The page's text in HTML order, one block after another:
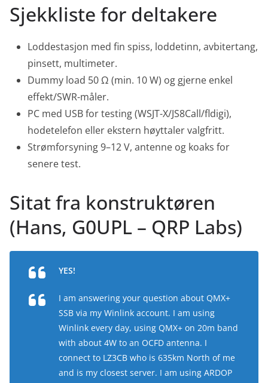
Sjekkliste for deltakere
Loddestasjon med fin spiss, loddetinn, avbitertang,
pinsett, multimeter.
Dummy load 50 Ω (min. 10 W) og gjerne enkel
effekt/SWR-måler.
PC med USB for testing (WSJT-X/JS8Call/fldigi),
hodetelefon eller ekstern høyttaler valgfritt.
Strømforsyning 9–12 V, antenne og koaks for
senere test.
Sitat fra konstruktøren
(Hans, G0UPL – QRP Labs)
YES!
I am answering your question about QMX+
SSB via my Winlink account. I am using
Winlink every day, using QMX+ on 20m band
with about 4W to an OCFD antenna. I
connect to LZ3CB who is 635km North of me
and is my closest server. I am using ARDOP